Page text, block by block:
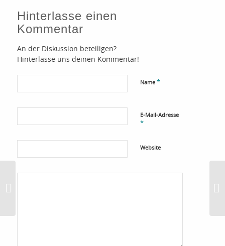
Hinterlasse einen
Kommentar
An der Diskussion beteiligen?
Hinterlasse uns deinen Kommentar!
Name *
E-Mail-Adresse
*
Website